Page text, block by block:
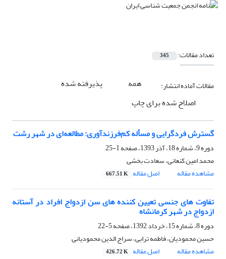
تعداد مقالات: 345
مقالات آماده انتشار: همه
پذیرفته شده
اصلاح شده برای چاپ
گسترش فردگرایی و مسأله کم‌فرزندآوری: مطالعه‌ای در شهر رشت
دوره 9، شماره 18، آذر 1393، صفحه
1-25
محمد امین کنعانی، سعادت بخشی
مشاهده مقاله
اصل مقاله 667.51 K
تفاوت های جنسی تعیین کننده های سن ازدواج افراد در آستانه
ازدواج در شهر کرمانشاه
دوره 8، شماره 15، خرداد 1392، صفحه
5-22
حسین محمودیان، فاطمه ترابی، سراج الدین محمودیانی
مشاهده مقاله
اصل مقاله 426.72 K